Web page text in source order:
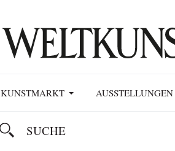
KUNSTMARKT AUSSTELLUNGEN